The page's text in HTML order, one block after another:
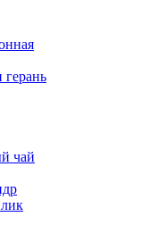
герань
чай